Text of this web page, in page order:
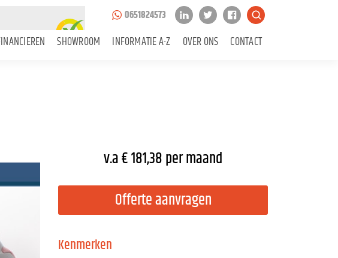
0651824573
SHOWROOM INFORMATIE A-Z OVER ONS CONTACT
v.a € 181,38 per maand
Offerte aanvragen
Kenmerken